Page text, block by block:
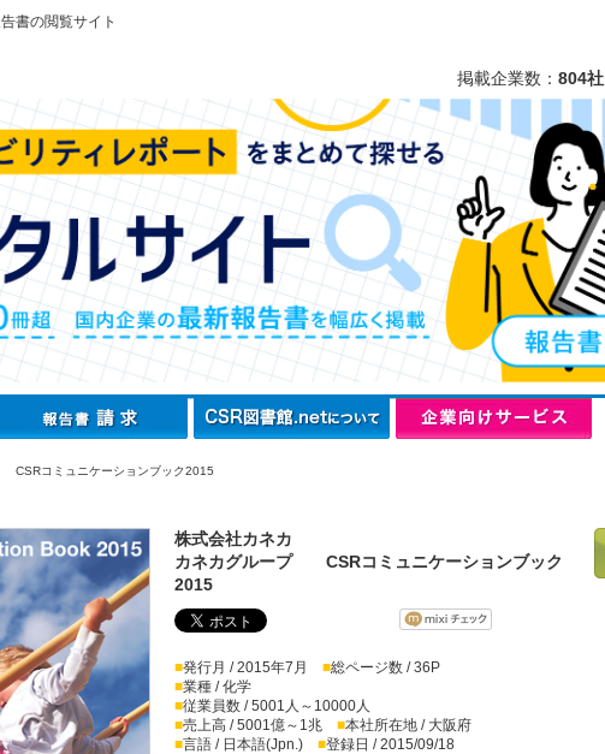
書の閲覧サイト
掲載企業数： 804社
コミュニケーションブック2015
株式会社カネカ
カネカグループ CSRコミュニケーションブック
2015
■発行月 / 2015年7月 ■総ページ数 / 36P
■業種 / 化学
■従業員数 / 5001人～10000人
■売上高 / 5001億～1兆 ■本社所在地 / 大阪府
■言語 / 日本語(Jpn.) ■登録日 / 2015/09/18